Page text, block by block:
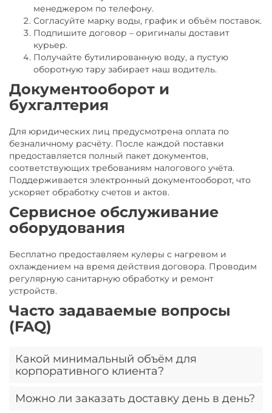
менеджером по телефону.
Согласуйте марку воды, график и объём поставок.
Подпишите договор – оригиналы доставит
курьер.
Получайте бутилированную воду, а пустую
оборотную тару забирает наш водитель.
Документооборот и
бухгалтерия
Для юридических лиц предусмотрена оплата по
безналичному расчёту. После каждой поставки
предоставляется полный пакет документов,
соответствующих требованиям налогового учёта.
Поддерживается электронный документооборот, что
ускоряет обработку счетов и актов.
Сервисное обслуживание
оборудования
Бесплатно предоставляем кулеры с нагревом и
охлаждением на время действия договора. Проводим
регулярную санитарную обработку и ремонт
устройств.
Часто задаваемые вопросы
(FAQ)
Какой минимальный объём для
корпоративного клиента?
Минимальная партия – 3 бутыли по 19 л. При
Можно ли заказать доставку день в день?